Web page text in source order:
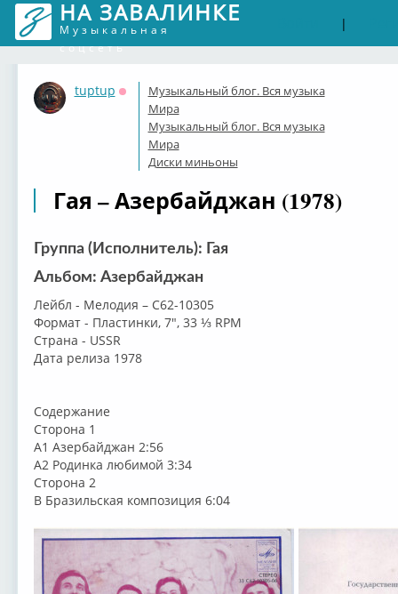
НА ЗАВАЛИНКЕ
Музыкальная
соцсеть
|
tuptup
Оффлайн
Музыкальный блог. Вся музыка
Мира
Музыкальный блог. Вся музыка
Мира
Диски миньоны
Гая – Азербайджан (1978)
Группа (Исполнитель): Гая
Альбом: Азербайджан
Лейбл - Мелодия – С62-10305
Формат - Пластинки, 7", 33 ⅓ RPM
Страна - USSR
Дата релиза 1978
Содержание
Сторона 1
A1 Азербайджан 2:56
A2 Родинка любимой 3:34
Сторона 2
B Бразильская композиция 6:04